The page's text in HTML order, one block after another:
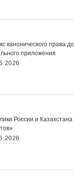
канонического права
приложения
России и